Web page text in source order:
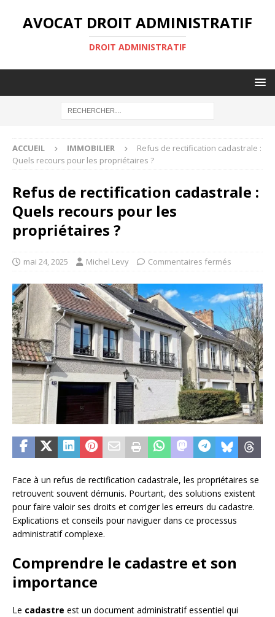
AVOCAT DROIT ADMINISTRATIF
DROIT ADMINISTRATIF
ACCUEIL IMMOBILIER
Refus de rectification cadastrale :
Quels recours pour les propriétaires ?
Refus de rectification cadastrale :
Quels recours pour les
propriétaires ?
mai 24, 2025 Michel Levy Commentaires fermés
Face à un refus de rectification cadastrale, les propriétaires se
retrouvent souvent démunis. Pourtant, des solutions existent
pour faire valoir ses droits et corriger les erreurs du cadastre.
Explications et conseils pour naviguer dans ce processus
administratif complexe.
Comprendre le cadastre et son
importance
Le cadastre est un document administratif essentiel qui